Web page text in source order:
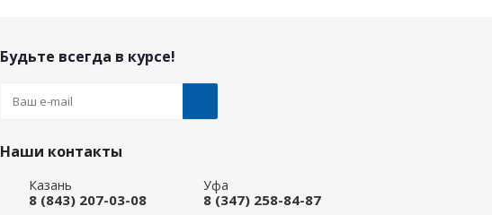
Будьте всегда в курсе!
Наши контакты
Казань
8 (843) 207-03-08
Уфа
8 (347) 258-84-87